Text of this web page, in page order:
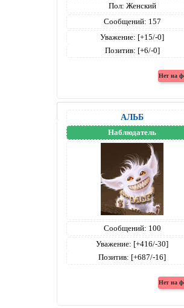
Пол: Женский
Сообщений: 157
Уважение: [+15/-0]
Позитив: [+6/-0]
АЛЬБ
Наблюдатель
Сообщений: 100
Уважение: [+416/-30]
Позитив: [+687/-16]